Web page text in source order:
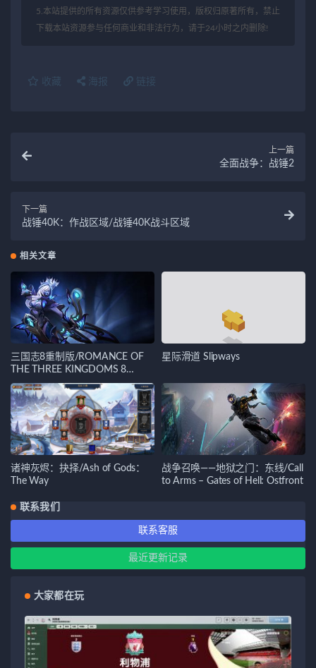
5.本站提供的所有资源仅供参考学习使用，版权归原著所有，禁止
下载本站资源参与任何商业和非法行为，请于24小时之内删除!
收藏 海报 链接
上一篇
全面战争：战锤2
下一篇
战锤40K：作战区域/战锤40K战斗区域
相关文章
三国志8重制版/ROMANCE OF
THE THREE KINGDOMS 8
REMAKE
星际滑道 Slipways
诸神灰烬：抉择/Ash of Gods：
The Way
战争召唤——地狱之门：东线/Call
to Arms – Gates of Hell: Ostfront
联系我们
联系客服
最近更新记录
大家都在玩